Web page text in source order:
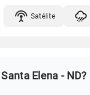
Satélite
Elena - ND?